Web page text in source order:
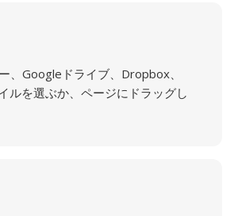
、Googleドライブ、Dropbox、
ルを選ぶか、ページにドラッグし